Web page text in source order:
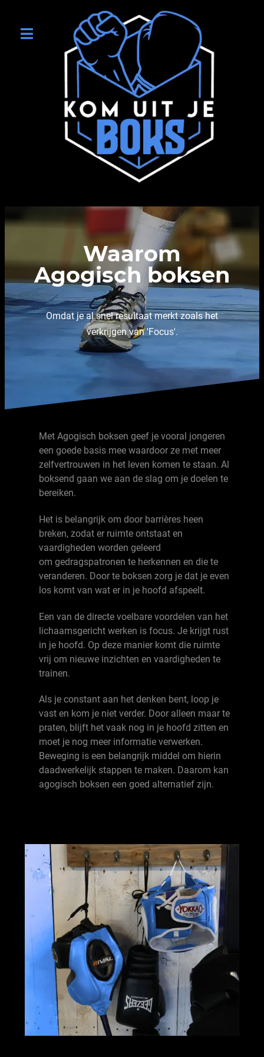
Waarom
Agogisch boksen
Omdat je al snel resultaat merkt zoals het
verkrijgen van 'Focus'.
Met Agogisch boksen geef je vooral jongeren
een goede basis mee waardoor ze met meer
zelfvertrouwen in het leven komen te staan. Al
boksend gaan we aan de slag om je doelen te
bereiken.
Het is belangrijk om door barrières heen
breken, zodat er ruimte ontstaat en
vaardigheden worden geleerd
om gedragspatronen te herkennen en die te
veranderen. Door te boksen zorg je dat je even
los komt van wat er in je hoofd afspeelt.
Een van de directe voelbare voordelen van het
lichaamsgericht werken is focus. Je krijgt rust
in je hoofd. Op deze manier komt die ruimte
vrij om nieuwe inzichten en vaardigheden te
trainen.
Als je constant aan het denken bent, loop je
vast en kom je niet verder. Door alleen maar te
praten, blijft het vaak nog in je hoofd zitten en
moet je nog meer informatie verwerken.
Beweging is een belangrijk middel om hierin
daadwerkelijk stappen te maken. Daarom kan
agogisch boksen een goed alternatief zijn.